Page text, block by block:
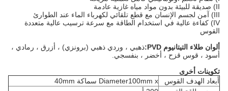
III) آمن لجسم الإنسان مع قطع تلقائي لكهرباء الماء عند الطوارئ
IV) كفاءة عالية في استخدام الطاقة مع سرعة ترسيب عالية متعددة
القوس
ألوان طلاء التيتانيوم PVD:
ذهبي ، وردي ذهبي (برونزي) ، أزرق ، رمادي ،
أسود ، قوس قزح ، أخضر ، بنفسجي.
تكوينات أخرى
أبعاد الهدف القوس
Diameter100mm x سماكة 40mm